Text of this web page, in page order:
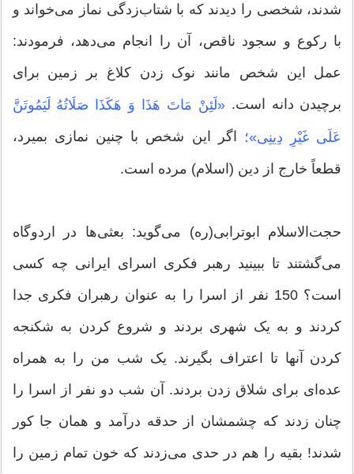
شدند، شخصی را دیدند که با شتاب‌زدگی نماز می‌خواند و
با رکوع و سجود ناقص، آن را انجام می‌دهد، فرمودند:
عمل این شخص مانند نوک زدن کلاغ بر زمین برای
برچیدن دانه است.«لَئِنْ مَاتَ هَذَا وَ هَکَذَا صَلَاتُهُ لَیَمُوتَنَّ
عَلَى غَیْرِ دِینِی‏»؛ اگر این شخص با چنین نمازی بمیرد،
قطعاً خارج از دین (اسلام) مرده است.
حجت‌الاسلام ابوترابی(ره) می‌گوید: بعثی‌ها در اردوگاه
می‌گشتند تا ببینید رهبر فکری اسرای ایرانی چه کسی
است؟ 150 نفر از اسرا را به عنوان رهبران فکری جدا
کردند و به یک شهری بردند و شروع کردن به شکنجه
کردن آنها تا اعتراف بگیرند. یک شب من را به همراه
عده‌ای برای شلاق زدن بردند. آن شب دو نفر از اسرا را
چنان زدند که چشمشان از حدقه درآمد و همان جا کور
شدند! بقیه را هم در حدی می‌زدند که خون تمام زمین را